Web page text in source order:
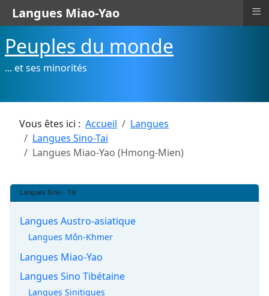
Peuples du monde
... et ses minorités
Vous êtes ici : Accueil
Langues
Langues Sino-Tai
Langues Miao-Yao (Hmong-Mien)
Langues Sino - Taï
Langues Austro-asiatique
Langues Môn-Khmer
Langues Miao-Yao
Langues Sino Tibétaine
Langues Sinitiques
Langues Miao-Yao ≡